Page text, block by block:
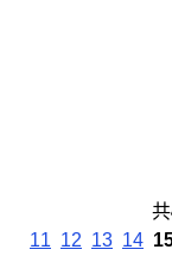
共
11 12 13 14